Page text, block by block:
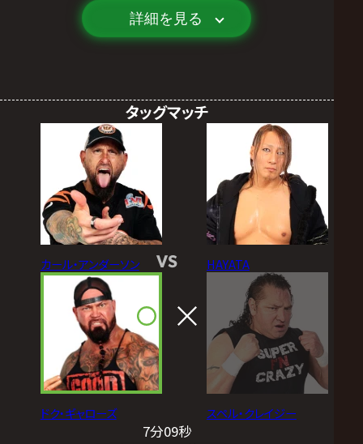
詳細を見る
タッグマッチ
カール・アンダーソン
ドク・ギャローズ
VS HAYATA
スペル・クレイジー
7分09秒